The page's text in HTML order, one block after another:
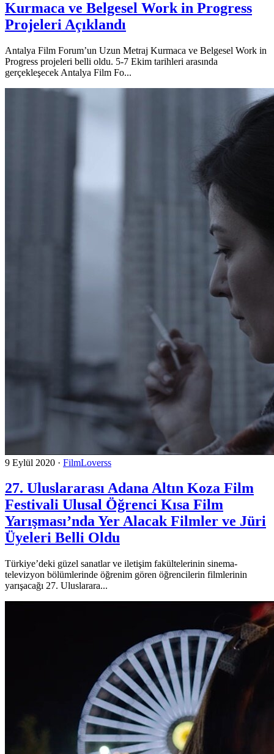
Kurmaca ve Belgesel Work in Progress
Projeleri Açıklandı
Antalya Film Forum’un Uzun Metraj Kurmaca ve Belgesel Work in
Progress projeleri belli oldu. 5-7 Ekim tarihleri arasında
gerçekleşecek Antalya Film Fo...
9 Eylül 2020 · FilmLoverss
27. Uluslararası Adana Altın Koza Film
Festivali Ulusal Öğrenci Kısa Film
Yarışması’nda Yer Alacak Filmler ve Jüri
Üyeleri Belli Oldu
Türkiye’deki güzel sanatlar ve iletişim fakültelerinin sinema-
televizyon bölümlerinde öğrenim gören öğrencilerin filmlerinin
yarışacağı 27. Uluslarara...